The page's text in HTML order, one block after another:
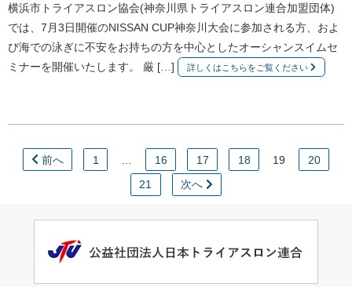
横浜市トライアスロン協会(神奈川県トライアスロン連合加盟団体)
では、7月3日開催のNISSAN CUP神奈川大会に参加される方、およ
び海での泳ぎに不安をお持ちの方を中心としたオーシャンスイムセ
ミナーを開催いたします。 厳 […]
詳しくはこちらをご覧ください
前へ 1 16 17 18 19
20
21
次へ